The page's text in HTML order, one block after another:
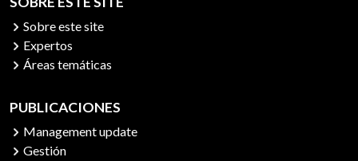
Sobre este site
Expertos
Áreas temáticas
PUBLICACIONES
Management update
Gestión